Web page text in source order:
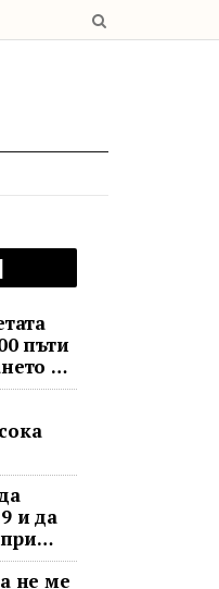
пъти
в
и да
не ме